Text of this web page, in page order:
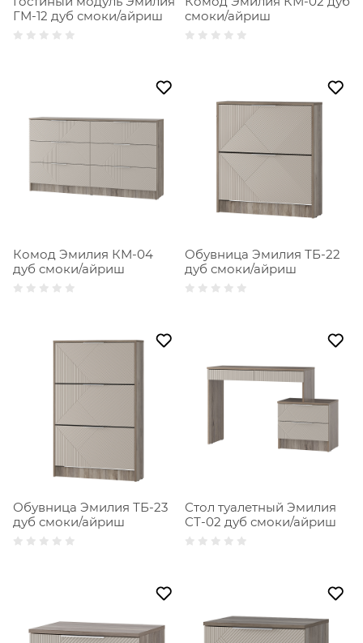
ГМ-12 дуб смоки/айриш
смоки/айриш
Комод Эмилия КМ-04
дуб смоки/айриш
Обувница Эмилия ТБ-22
дуб смоки/айриш
Обувница Эмилия ТБ-23
дуб смоки/айриш
Стол туалетный Эмилия
СТ-02 дуб смоки/айриш